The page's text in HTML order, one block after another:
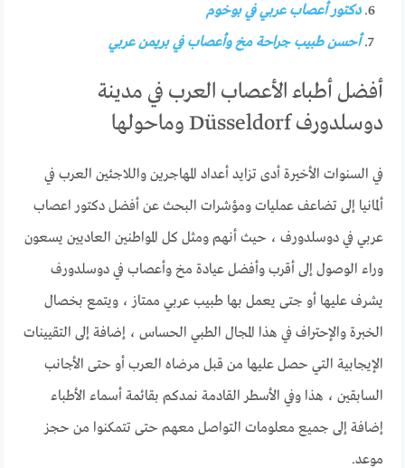
دكتور أعصاب عربي في بوخوم
أحسن طبيب جراحة مخ وأعصاب في بريمن عربي
أفضل أطباء الأعصاب العرب في مدينة
دوسلدورف Düsseldorf وماحولها
في السنوات الأخيرة أدى تزايد أعداد المهاجرين واللاجئين العرب في
ألمانيا إلى تضاعف عمليات ومؤشرات البحث عن أفضل دكتور اعصاب
عربي في دوسلدورف ، حيث أنهم ومثل كل المواطنين العاديين يسعون
وراء الوصول إلى أقرب وأفضل عيادة مخ وأعصاب في دوسلدورف
يشرف عليها أو جتى يعمل بها طبيب عربي ممتاز ، ويتمع بخصال
الخبرة والإحتراف في هذا المجال الطبي الحساس ، إضافة إلى التقيينات
الإيجابية التي حصل عليها من قبل مرضاه العرب أو حتى الأجانب
السابقين ، هذا وفي الأسطر القادمة نمدكم بقائمة أسماء الأطباء
إضافة إلى جميع معلومات التواصل معهم حتى تتمكنوا من حجز
موعد.